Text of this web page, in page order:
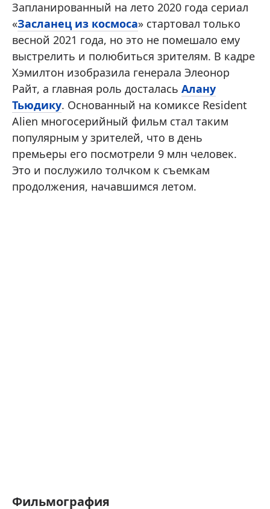
Запланированный на лето 2020 года сериал
«Засланец из космоса» стартовал только
весной 2021 года, но это не помешало ему
выстрелить и полюбиться зрителям. В кадре
Хэмилтон изобразила генерала Элеонор
Райт, а главная роль досталась Алану
Тьюдику. Основанный на комиксе Resident
Alien многосерийный фильм стал таким
популярным у зрителей, что в день
премьеры его посмотрели 9 млн человек.
Это и послужило толчком к съемкам
продолжения, начавшимся летом.
Фильмография